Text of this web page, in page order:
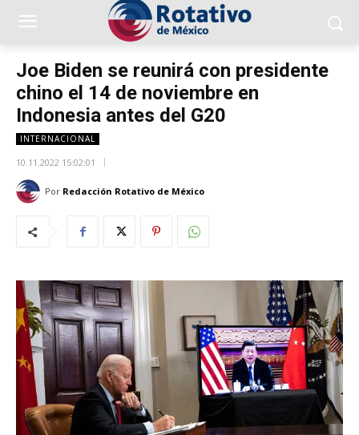
Joe Biden se reunirá con presidente
chino el 14 de noviembre en
Indonesia antes del G20
INTERNACIONAL
10.11.2022 15:02:01
Por Redacción Rotativo de México